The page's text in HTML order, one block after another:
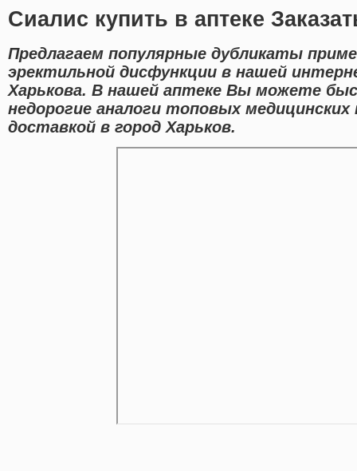
Сиалис купить в аптеке
Предлагаем популярные дубликаты
эректильной дисфункции в нашей
Харькова. В нашей аптеке Вы можете
недорогие аналоги топовых медицинских
доставкой в город Харьков.